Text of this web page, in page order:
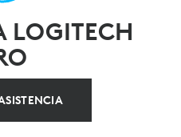
LOGITECH